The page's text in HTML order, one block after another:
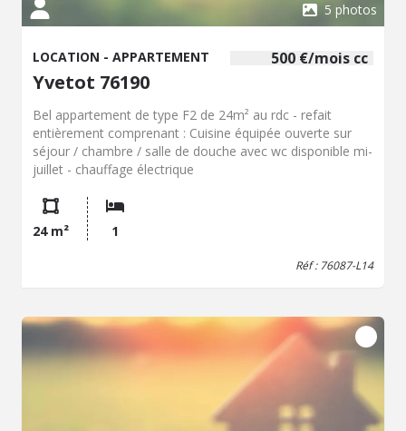
5 photos
500 €/mois cc
LOCATION - APPARTEMENT
Yvetot 76190
Bel appartement de type F2 de 24m² au rdc - refait
entièrement comprenant : Cuisine équipée ouverte sur
séjour / chambre / salle de douche avec wc disponible mi-
juillet - chauffage électrique
24 m² 1
Réf : 76087-L14